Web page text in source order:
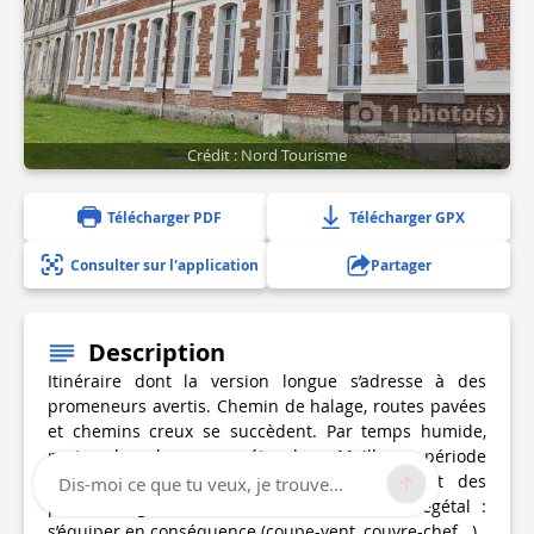
1 photo(s)
Crédit : Nord Tourisme
Télécharger PDF Télécharger GPX
Consulter sur l'application Partager
Description
Itinéraire dont la version longue s’adresse à des
promeneurs avertis. Chemin de halage, routes pavées
et chemins creux se succèdent. Par temps humide,
porter des chaussures étanches. Meilleure période
d’avril à octobre. Les zones traversées sont des
plateaux agricoles dénudés, sans couvert végétal :
Dis-moi ce que tu veux, je trouve...